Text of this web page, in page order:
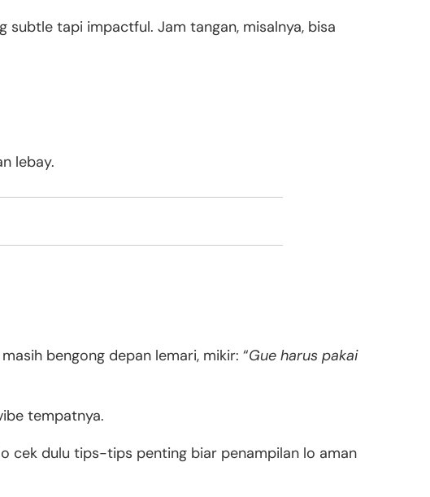
subtle tapi impactful. Jam tangan, misalnya, bisa
lebay.
bengong depan lemari, mikir: “Gue harus pakai
tempatnya.
cek dulu tips-tips penting biar penampilan lo aman